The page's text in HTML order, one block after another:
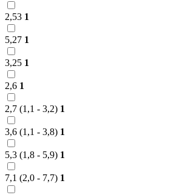
2,53 1
5,27 1
3,25 1
2,6 1
2,7 (1,1 - 3,2) 1
3,6 (1,1 - 3,8) 1
5,3 (1,8 - 5,9) 1
7,1 (2,0 - 7,7) 1